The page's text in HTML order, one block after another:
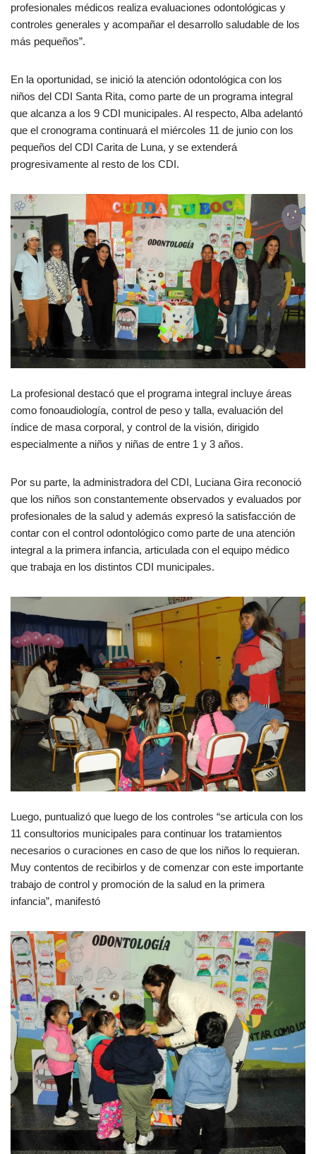
profesionales médicos realiza evaluaciones odontológicas y
controles generales y acompañar el desarrollo saludable de los
más pequeños”.
En la oportunidad, se inició la atención odontológica con los
niños del CDI Santa Rita, como parte de un programa integral
que alcanza a los 9 CDI municipales. Al respecto, Alba adelantó
que el cronograma continuará el miércoles 11 de junio con los
pequeños del CDI Carita de Luna, y se extenderá
progresivamente al resto de los CDI.
La profesional destacó que el programa integral incluye áreas
como fonoaudiología, control de peso y talla, evaluación del
índice de masa corporal, y control de la visión, dirigido
especialmente a niños y niñas de entre 1 y 3 años.
Por su parte, la administradora del CDI, Luciana Gira reconoció
que los niños son constantemente observados y evaluados por
profesionales de la salud y además expresó la satisfacción de
contar con el control odontológico como parte de una atención
integral a la primera infancia, articulada con el equipo médico
que trabaja en los distintos CDI municipales.
Luego, puntualizó que luego de los controles “se articula con los
11 consultorios municipales para continuar los tratamientos
necesarios o curaciones en caso de que los niños lo requieran.
Muy contentos de recibirlos y de comenzar con este importante
trabajo de control y promoción de la salud en la primera
infancia”, manifestó